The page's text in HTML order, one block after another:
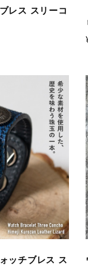
レス スリーコ
ッチブレス ス